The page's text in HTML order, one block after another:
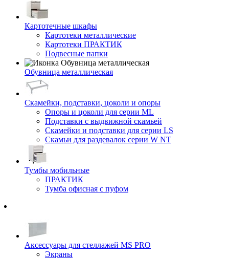
Картотечные шкафы
Картотеки металлические
Картотеки ПРАКТИК
Подвесные папки
Обувница металлическая
Скамейки, подставки, цоколи и опоры
Опоры и цоколи для серии ML
Подставки с выдвижной скамьей
Скамейки и подставки для серии LS
Скамьи для раздевалок серии W NT
Тумбы мобильные
ПРАКТИК
Тумба офисная с пуфом
Аксессуары для стеллажей MS PRO
Экраны